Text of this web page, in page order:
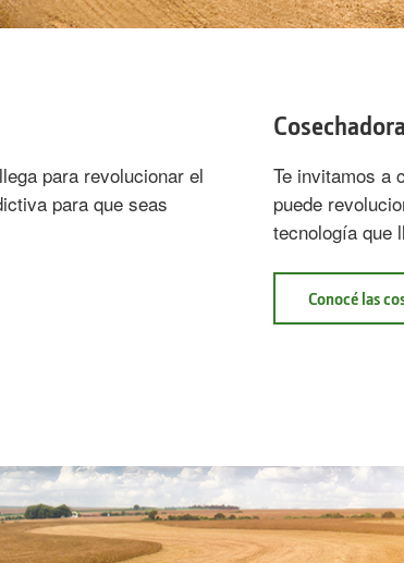
para revolucionar el
para que seas
Te invitamos a
puede
tecnología que
Conocé las